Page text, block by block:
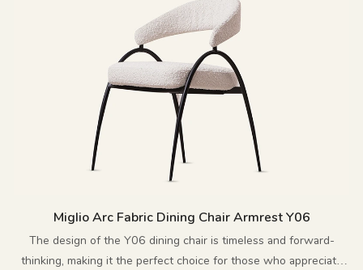
Miglio Arc Fabric Dining Chair Armrest Y06
The design of the Y06 dining chair is timeless and forward-
thinking, making it the perfect choice for those who appreciate